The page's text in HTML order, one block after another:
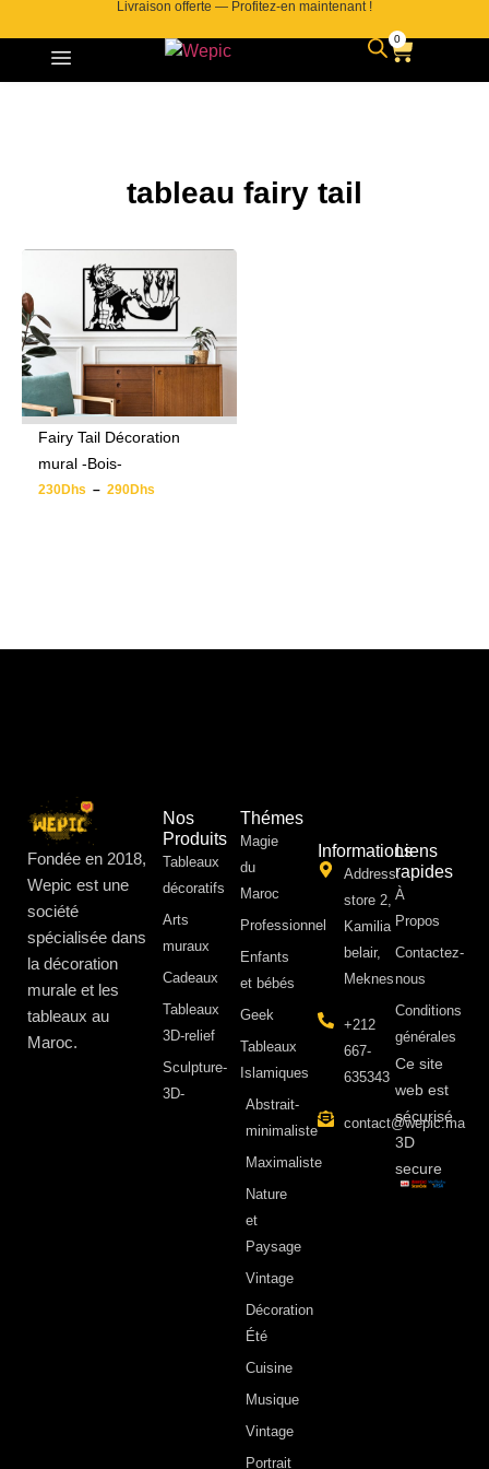
Livraison offerte — Profitez-en maintenant !
0
tableau fairy tail
Fairy Tail Décoration
mural -Bois-
230Dhs – 290Dhs
Fondée en 2018,
Wepic est une
société
spécialisée dans
la décoration
murale et les
tableaux au
Maroc.
Nos
Produits
Tableaux
décoratifs
Arts
muraux
Cadeaux
Tableaux
3D-relief
Sculpture-
3D-
Thémes
Magie
du
Maroc
Professionnel
Enfants
et bébés
Geek
Tableaux
Islamiques
Abstrait-
minimaliste
Maximaliste
Nature
et
Paysage
Vintage
Décoration
Été
Cuisine
Musique
Vintage
Portrait
Informations
Address:
store 2,
Kamilia
belair,
Meknes
+212
667-
635343
contact@wepic.ma
Liens
rapides
À
Propos ​
Contactez-
nous
Conditions
générales
Ce site
web est
sécurisé
3D
secure